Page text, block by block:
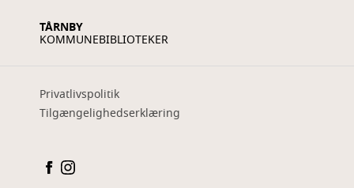
TÅRNBY
KOMMUNEBIBLIOTEKER
Privatlivspolitik
Tilgængelighedserklæring